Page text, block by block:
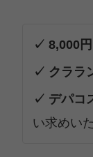
✓ 8,000
✓ クララ
✓ デパコ
い求めい